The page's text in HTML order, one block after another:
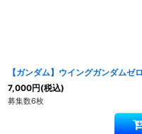
【ガンダム】ウイングガンダムゼ
7,000円(税込)
募集数6枚